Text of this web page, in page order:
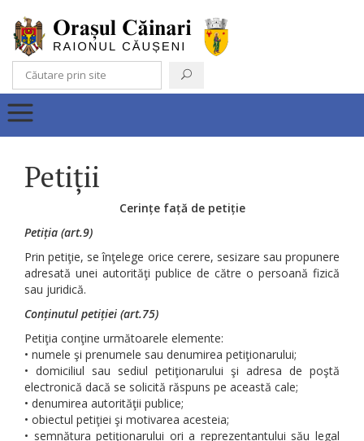
Petiții
Cerințe față de petiție
Petiția (art.9)
Prin petiţie, se înţelege orice cerere, sesizare sau propunere
adresată unei autorităţi publice de către o persoană fizică
sau juridică.
Conținutul petiției (art.75)
Petiţia conţine următoarele elemente:
• numele şi prenumele sau denumirea petiţionarului;
• domiciliul sau sediul petiţionarului şi adresa de poştă
electronică dacă se solicită răspuns pe această cale;
• denumirea autorităţii publice;
• obiectul petiţiei şi motivarea acesteia;
• semnătura petiţionarului ori a reprezentantului său legal